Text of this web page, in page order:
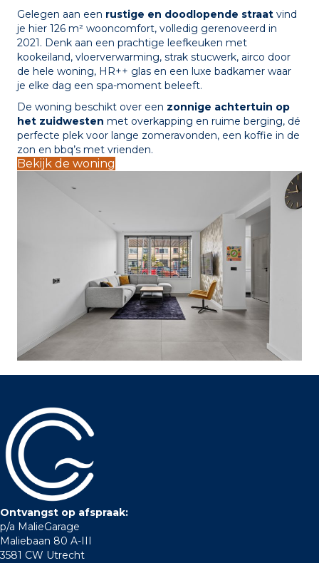
Gelegen aan een rustige en doodlopende straat vind
je hier 126 m² wooncomfort, volledig gerenoveerd in
2021. Denk aan een prachtige leefkeuken met
kookeiland, vloerverwarming, strak stucwerk, airco door
de hele woning, HR++ glas en een luxe badkamer waar
je elke dag een spa-moment beleeft.
De woning beschikt over een zonnige achtertuin op
het zuidwesten met overkapping en ruime berging, dé
perfecte plek voor lange zomeravonden, een koffie in de
zon en bbq’s met vrienden.
Bekijk de woning
Ontvangst op afspraak:
p/a MalieGarage
Maliebaan 80 A-III
3581 CW Utrecht